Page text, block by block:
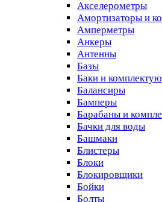
Акселерометры
Амортизаторы и
Амперметры
Анкеры
Антенны
Базы
Баки и
Балансиры
Бамперы
Барабаны и
Бачки для воды
Башмаки
Блистеры
Блоки
Блокировщики
Бойки
Болты